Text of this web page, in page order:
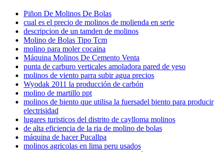
Piñon De Molinos De Bolas
cual es el precio de molinos de molienda en serie
descripcion de un tamden de molinos
Molino de Bolas Tipo Tcm
molino para moler cocaina
Máquina Molinos De Cemento Venta
punta de carburo verticales amoladora pared de yeso
molinos de viento parra subir agua precios
Wyodak 2011 la producción de carbón
molino de martillo ppt
molinos de biento que utilisa la fuersadel biento para producir
electrisidad
lugares turisticos del distrito de caylloma molinos
de alta eficiencia de la ria de molino de bolas
máquina de hacer Pucallpa
molinos agricolas en lima peru usados